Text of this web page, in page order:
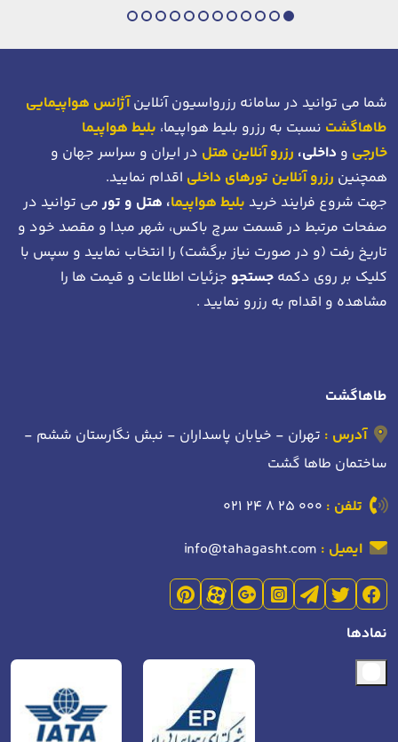
شما می توانید در سامانه رزرواسیون آنلاینآژانس هواپیمایی
طاهاگشت نسبت به رزرو بلیط هواپیما، بلیط هواپیما
خارجی و داخلی، رزرو آنلاین هتل در ایران و سراسر جهان و
همچنین رزرو آنلاین تورهای داخلی اقدام نمایید.
جهت شروع فرایند خرید بلیط هواپیما، هتل و تورمی توانید در
صفحات مرتبط در قسمت سرچ باکس، شهر مبدا و مقصد خود و
تاریخ رفت (و در صورت نیاز برگشت) را انتخاب نمایید و سپس با
کلیک بر روی دکمه جستجو جزئیات اطلاعات و قیمت ها را
مشاهده و اقدام به رزرو نمایید .
طاهاگشت
آدرس : تهران - خیابان پاسداران - نبش نگارستان ششم -
ساختمان طاها گشت
تلفن : 021 24 8 25 000
ایمیل : info@tahagasht.com
نمادها